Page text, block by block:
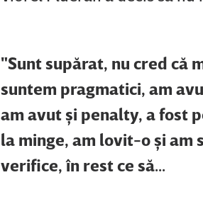
"Sunt supărat, nu cred că
suntem pragmatici, am
am avut şi penalty, a fost
la minge, am lovit-o şi am
verifice, în rest ce să...